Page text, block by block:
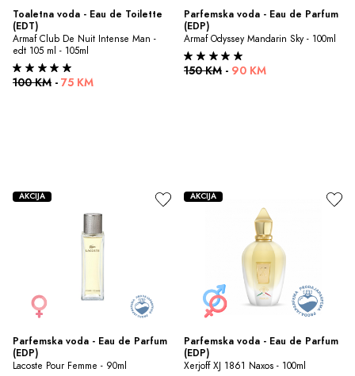
Toaletna voda - Eau de Toilette
(EDT)
Armaf Club De Nuit Intense Man -
edt 105 ml - 105ml
100 KM - 75 KM
Parfemska voda - Eau de Parfum
(EDP)
Armaf Odyssey Mandarin Sky - 100ml
150 KM - 90 KM
Parfemska voda - Eau de Parfum
(EDP)
Lacoste Pour Femme - 90ml
AKCIJA
Parfemska voda - Eau de Parfum
(EDP)
Xerjoff XJ 1861 Naxos - 100ml
AKCIJA